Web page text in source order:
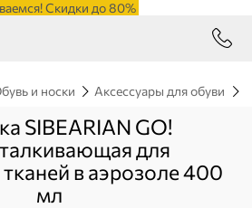
Скидки до 80%
и носки Аксессуары для обуви
SIBEARIAN GO!
для
в аэрозоле 400
мл